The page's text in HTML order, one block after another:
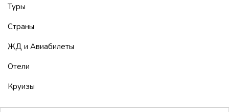
Туры
Страны
ЖД и Авиабилеты
Отели
Круизы